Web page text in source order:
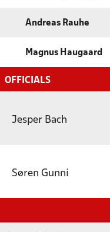
Andreas Rauhe
Magnus Haugaard
OFFICIALS
Jesper Bach
Søren Gunni